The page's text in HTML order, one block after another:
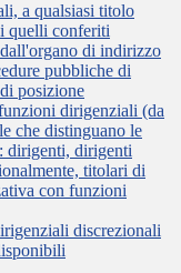
a qualsiasi titolo
quelli conferiti
di indirizzo
pubbliche di
posizione
dirigenziali (da
che distinguano le
dirigenti, dirigenti
titolari di
con funzioni
discrezionali